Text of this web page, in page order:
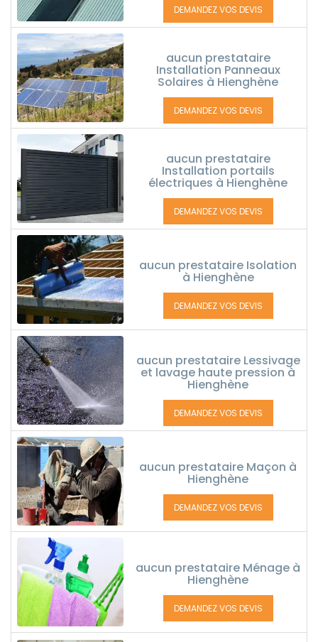
DEMANDEZ VOS DEVIS
aucun prestataire
Installation Panneaux
Solaires à Hienghène
DEMANDEZ VOS DEVIS
aucun prestataire
Installation portails
électriques à Hienghène
DEMANDEZ VOS DEVIS
aucun prestataire Isolation
à Hienghène
DEMANDEZ VOS DEVIS
aucun prestataire Lessivage
et lavage haute pression à
Hienghène
DEMANDEZ VOS DEVIS
aucun prestataire Maçon à
Hienghène
DEMANDEZ VOS DEVIS
aucun prestataire Ménage à
Hienghène
DEMANDEZ VOS DEVIS